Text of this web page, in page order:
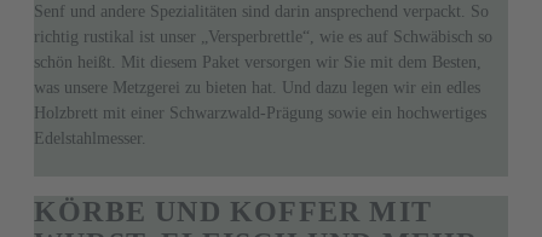
Senf und andere Spezialitäten sind darin ansprechend verpackt. So
richtig rustikal ist unser „Versperbrettle“, wie es auf Schwäbisch so
schön heißt. Mit diesem Paket versorgen wir Sie mit dem Besten,
was unsere Metzgerei zu bieten hat. Und dazu legen wir ein edles
Holzbrett mit einer Schwarzwald-Prägung sowie ein hochwertiges
Edelstahlmesser.
KÖRBE UND KOFFER MIT